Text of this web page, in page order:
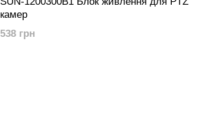
камер
538 грн